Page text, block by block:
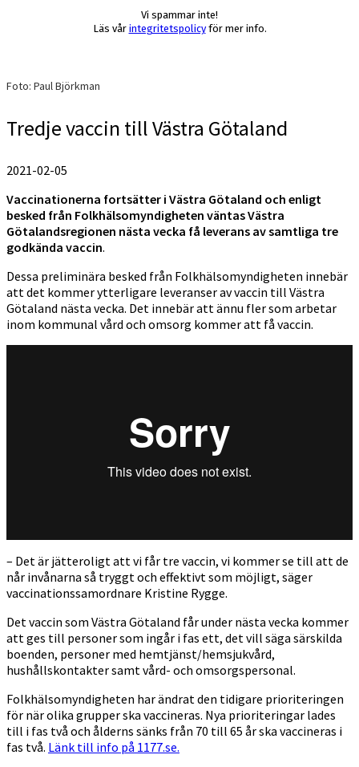
Vi spammar inte!
Läs vår integritetspolicyför mer info.
Foto: Paul Björkman
Tredje vaccin till Västra Götaland
2021-02-05
Vaccinationerna fortsätter i Västra Götaland och enligt
besked från Folkhälsomyndigheten väntas Västra
Götalandsregionen nästa vecka få leverans av samtliga tre
godkända vaccin.
Dessa preliminära besked från Folkhälsomyndigheten innebär
att det kommer ytterligare leveranser av vaccin till Västra
Götaland nästa vecka. Det innebär att ännu fler som arbetar
inom kommunal vård och omsorg kommer att få vaccin.
– Det är jätteroligt att vi får tre vaccin, vi kommer se till att de
når invånarna så tryggt och effektivt som möjligt, säger
vaccinationssamordnare Kristine Rygge.
Det vaccin som Västra Götaland får under nästa vecka kommer
att ges till personer som ingår i fas ett, det vill säga särskilda
boenden, personer med hemtjänst/hemsjukvård,
hushållskontakter samt vård- och omsorgspersonal.
Folkhälsomyndigheten har ändrat den tidigare prioriteringen
för när olika grupper ska vaccineras. Nya prioriteringar lades
till i fas två och ålderns sänks från 70 till 65 år ska vaccineras i
fas två. Länk till info på 1177.se.